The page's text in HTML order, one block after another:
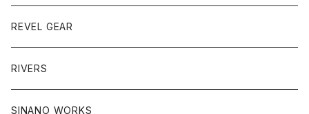
REVEL GEAR
RIVERS
SINANO WORKS